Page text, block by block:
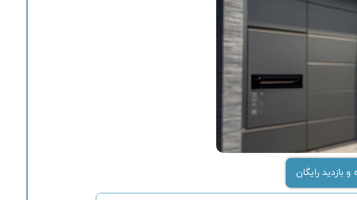
بازدید رایگان